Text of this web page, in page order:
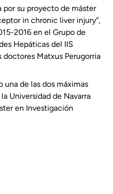
por su proyecto de máster
in chronic liver injury”,
2016 en el Grupo de
Hepáticas del IIS
Matxus Perugorria
una de las dos máximas
Universidad de Navarra
en Investigación